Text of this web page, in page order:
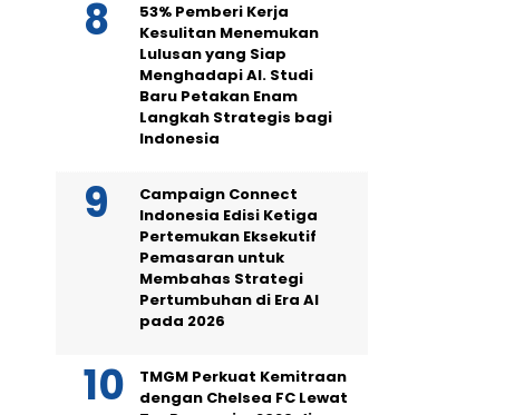
53% Pemberi Kerja
Kesulitan Menemukan
Lulusan yang Siap
Menghadapi AI. Studi
Baru Petakan Enam
Langkah Strategis bagi
Indonesia
Campaign Connect
Indonesia Edisi Ketiga
Pertemukan Eksekutif
Pemasaran untuk
Membahas Strategi
Pertumbuhan di Era AI
pada 2026
TMGM Perkuat Kemitraan
dengan Chelsea FC Lewat